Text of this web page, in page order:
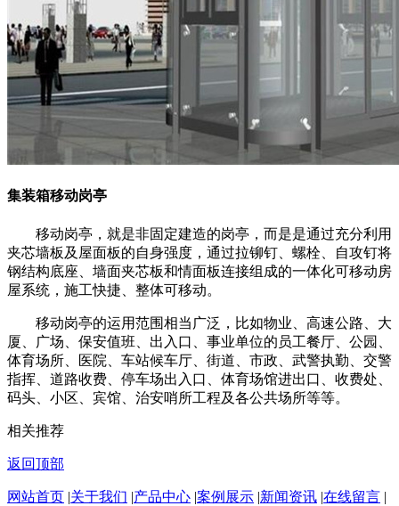
集装箱移动岗亭
移动岗亭，就是非固定建造的岗亭，而是是通过充分利用
夹芯墙板及屋面板的自身强度，通过拉铆钉、螺栓、自攻钉将
钢结构底座、墙面夹芯板和情面板连接组成的一体化可移动房
屋系统，施工快捷、整体可移动。
移动岗亭的运用范围相当广泛，比如物业、高速公路、大
厦、广场、保安值班、出入口、事业单位的员工餐厅、公园、
体育场所、医院、车站候车厅、街道、市政、武警执勤、交警
指挥、道路收费、停车场出入口、体育场馆进出口、收费处、
码头、小区、宾馆、治安哨所工程及各公共场所等等。
相关推荐
返回顶部
网站首页 |关于我们 |产品中心 |案例展示 |新闻资讯 |在线留言 |